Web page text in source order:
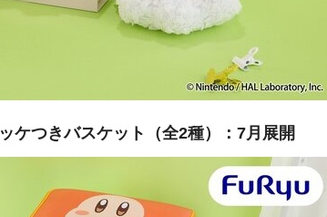
つきバスケット（全2種）：7月展開